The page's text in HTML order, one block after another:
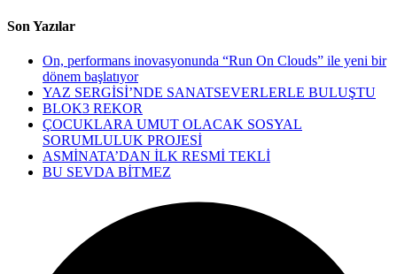
Son Yazılar
On, performans inovasyonunda “Run On Clouds” ile yeni bir
dönem başlatıyor
YAZ SERGİSİ’NDE SANATSEVERLERLE BULUŞTU
BLOK3 REKOR
ÇOCUKLARA UMUT OLACAK SOSYAL
SORUMLULUK PROJESİ
ASMİNATA’DAN İLK RESMİ TEKLİ
BU SEVDA BİTMEZ